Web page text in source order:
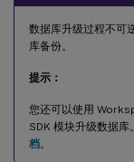
数据库升级过程不可
库备份。
提示：
您还可以使用
SDK 模块升级数据库
档。